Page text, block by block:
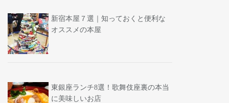
新宿本屋７選｜知っておくと便利な
オススメの本屋
東銀座ランチ8選！歌舞伎座裏の本当
に美味しいお店